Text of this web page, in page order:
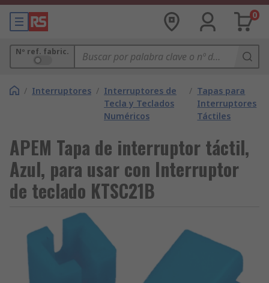
0
Nº ref. fabric.
/ Interruptores / Interruptores de
Tecla y Teclados
Numéricos
/ Tapas para
Interruptores
Táctiles
APEM Tapa de interruptor táctil,
Azul, para usar con Interruptor
de teclado KTSC21B